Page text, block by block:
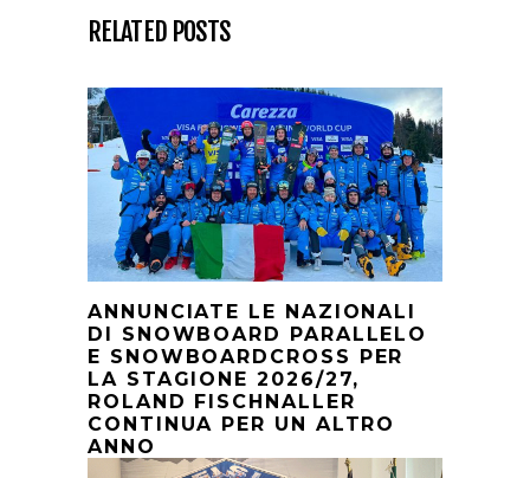
RELATED POSTS
ANNUNCIATE LE NAZIONALI
DI SNOWBOARD PARALLELO
E SNOWBOARDCROSS PER
LA STAGIONE 2026/27,
ROLAND FISCHNALLER
CONTINUA PER UN ALTRO
ANNO